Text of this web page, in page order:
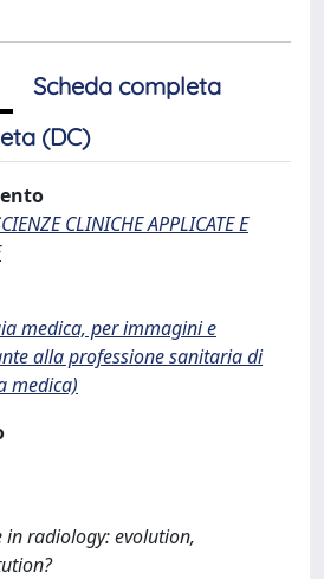
Scheda completa
(DC)
CLINICHE APPLICATE E
medica, per immagini e
alla professione sanitaria di
medica)
radiology: evolution,